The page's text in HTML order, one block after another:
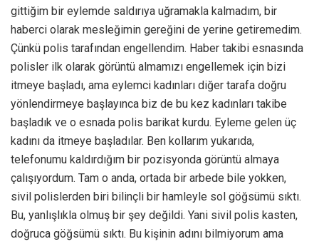
gittiğim bir eylemde saldırıya uğramakla kalmadım, bir
haberci olarak mesleğimin gereğini de yerine getiremedim.
Çünkü polis tarafından engellendim. Haber takibi esnasında
polisler ilk olarak görüntü almamızı engellemek için bizi
itmeye başladı, ama eylemci kadınları diğer tarafa doğru
yönlendirmeye başlayınca biz de bu kez kadınları takibe
başladık ve o esnada polis barikat kurdu. Eyleme gelen üç
kadını da itmeye başladılar. Ben kollarım yukarıda,
telefonumu kaldırdığım bir pozisyonda görüntü almaya
çalışıyordum. Tam o anda, ortada bir arbede bile yokken,
sivil polislerden biri bilinçli bir hamleyle sol göğsümü sıktı.
Bu, yanlışlıkla olmuş bir şey değildi. Yani sivil polis kasten,
doğruca göğsümü sıktı. Bu kişinin adını bilmiyorum ama